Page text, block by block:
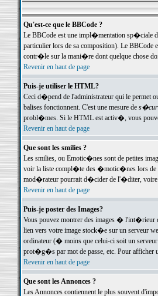
Qu'est-ce que le BBCode ?
Le BBCode est une impl�mentation sp�ciale
particulier lors de sa composition). Le BBCode
contr�le sur la mani�re dont quelque chose
Revenir en haut de page
Puis-je utiliser le HTML?
Ceci d�pend de l'administrateur qui le permet
balises fonctionnent. C'est une mesure de
probl�mes. Si le HTML est activ�, vous
Revenir en haut de page
Que sont les smilies ?
Les smilies, ou Emotic�nes sont de petites
voir la liste compl�te des �motic�nes lors de la
mod�rateur pourrait d�cider de l'�diter,
Revenir en haut de page
Puis-je poster des Images?
Vous pouvez montrer des images � l'int�rieur
lien vers votre image stock�e sur un serveur
ordinateur (� moins que celui-ci soit un
prot�g�s par mot de passe, etc. Pour
Revenir en haut de page
Que sont les Annonces ?
Les Annonces contiennent le plus souvent